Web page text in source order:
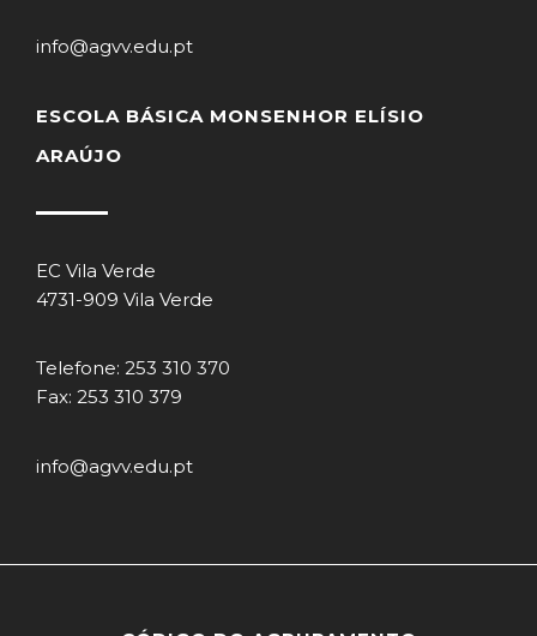
info@agvv.edu.pt
ESCOLA BÁSICA MONSENHOR ELÍSIO
ARAÚJO
EC Vila Verde
4731-909 Vila Verde
Telefone: 253 310 370
Fax: 253 310 379
info@agvv.edu.pt